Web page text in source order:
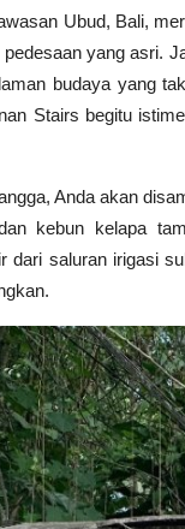
Ubud, Bali,
yang asri.
budaya yang
Stairs begitu
Anda akan
kebun kelapa
dari saluran irigasi